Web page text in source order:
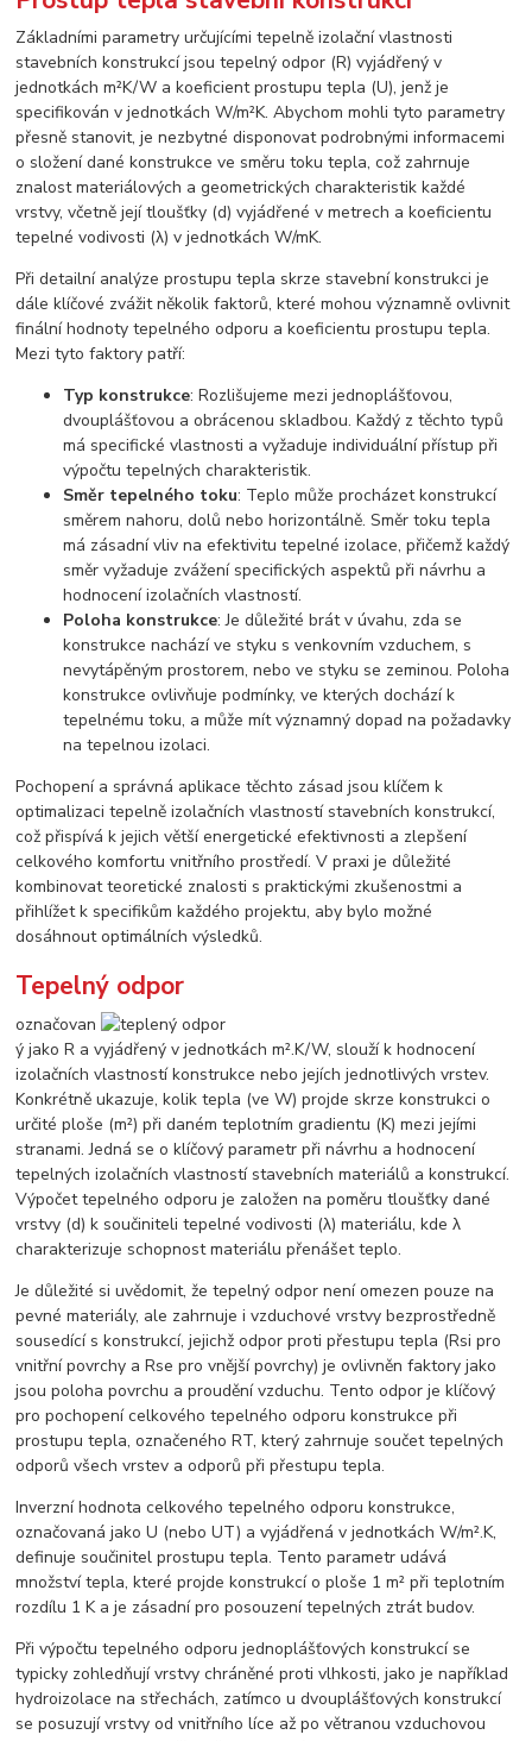
Základními parametry určujícími tepelně izolační vlastnosti
stavebních konstrukcí jsou tepelný odpor (R) vyjádřený v
jednotkách m²K/W a koeficient prostupu tepla (U), jenž je
specifikován v jednotkách W/m²K. Abychom mohli tyto parametry
přesně stanovit, je nezbytné disponovat podrobnými informacemi
o složení dané konstrukce ve směru toku tepla, což zahrnuje
znalost materiálových a geometrických charakteristik každé
vrstvy, včetně její tloušťky (d) vyjádřené v metrech a koeficientu
tepelné vodivosti (λ) v jednotkách W/mK.
Při detailní analýze prostupu tepla skrze stavební konstrukci je
dále klíčové zvážit několik faktorů, které mohou významně ovlivnit
finální hodnoty tepelného odporu a koeficientu prostupu tepla.
Mezi tyto faktory patří:
Typ konstrukce: Rozlišujeme mezi jednoplášťovou,
dvouplášťovou a obrácenou skladbou. Každý z těchto typů
má specifické vlastnosti a vyžaduje individuální přístup při
výpočtu tepelných charakteristik.
Směr tepelného toku: Teplo může procházet konstrukcí
směrem nahoru, dolů nebo horizontálně. Směr toku tepla
má zásadní vliv na efektivitu tepelné izolace, přičemž každý
směr vyžaduje zvážení specifických aspektů při návrhu a
hodnocení izolačních vlastností.
Poloha konstrukce: Je důležité brát v úvahu, zda se
konstrukce nachází ve styku s venkovním vzduchem, s
nevytápěným prostorem, nebo ve styku se zeminou. Poloha
konstrukce ovlivňuje podmínky, ve kterých dochází k
tepelnému toku, a může mít významný dopad na požadavky
na tepelnou izolaci.
Pochopení a správná aplikace těchto zásad jsou klíčem k
optimalizaci tepelně izolačních vlastností stavebních konstrukcí,
což přispívá k jejich větší energetické efektivnosti a zlepšení
celkového komfortu vnitřního prostředí. V praxi je důležité
kombinovat teoretické znalosti s praktickými zkušenostmi a
přihlížet k specifikům každého projektu, aby bylo možné
dosáhnout optimálních výsledků.
Tepelný odpor
označovan
ý jako R a vyjádřený v jednotkách m².K/W, slouží k hodnocení
izolačních vlastností konstrukce nebo jejích jednotlivých vrstev.
Konkrétně ukazuje, kolik tepla (ve W) projde skrze konstrukci o
určité ploše (m²) při daném teplotním gradientu (K) mezi jejími
stranami. Jedná se o klíčový parametr při návrhu a hodnocení
tepelných izolačních vlastností stavebních materiálů a konstrukcí.
Výpočet tepelného odporu je založen na poměru tloušťky dané
vrstvy (d) k součiniteli tepelné vodivosti (λ) materiálu, kde λ
charakterizuje schopnost materiálu přenášet teplo.
Je důležité si uvědomit, že tepelný odpor není omezen pouze na
pevné materiály, ale zahrnuje i vzduchové vrstvy bezprostředně
sousedící s konstrukcí, jejichž odpor proti přestupu tepla (Rsi pro
vnitřní povrchy a Rse pro vnější povrchy) je ovlivněn faktory jako
jsou poloha povrchu a proudění vzduchu. Tento odpor je klíčový
pro pochopení celkového tepelného odporu konstrukce při
prostupu tepla, označeného RT, který zahrnuje součet tepelných
odporů všech vrstev a odporů při přestupu tepla.
Inverzní hodnota celkového tepelného odporu konstrukce,
označovaná jako U (nebo UT) a vyjádřená v jednotkách W/m².K,
definuje součinitel prostupu tepla. Tento parametr udává
množství tepla, které projde konstrukcí o ploše 1 m² při teplotním
rozdílu 1 K a je zásadní pro posouzení tepelných ztrát budov.
Při výpočtu tepelného odporu jednoplášťových konstrukcí se
typicky zohledňují vrstvy chráněné proti vlhkosti, jako je například
hydroizolace na střechách, zatímco u dvouplášťových konstrukcí
se posuzují vrstvy od vnitřního líce až po větranou vzduchovou